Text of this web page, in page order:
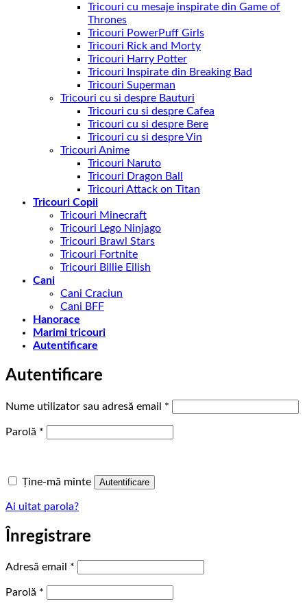
Tricouri cu mesaje inspirate din Game of
Thrones
Tricouri PowerPuff Girls
Tricouri Rick and Morty
Tricouri Harry Potter
Tricouri Inspirate din Breaking Bad
Tricouri Superman
Tricouri cu si despre Bauturi
Tricouri cu si despre Cafea
Tricouri cu si despre Bere
Tricouri cu si despre Vin
Tricouri Anime
Tricouri Naruto
Tricouri Dragon Ball
Tricouri Attack on Titan
Tricouri Copii
Tricouri Minecraft
Tricouri Lego Ninjago
Tricouri Brawl Stars
Tricouri Fortnite
Tricouri Billie Eilish
Cani
Cani Craciun
Cani BFF
Hanorace
Marimi tricouri
Autentificare
Autentificare
Nume utilizator sau adresă email *
Parolă *
Ține-mă minte Autentificare
Ai uitat parola?
Înregistrare
Adresă email *
Parolă *